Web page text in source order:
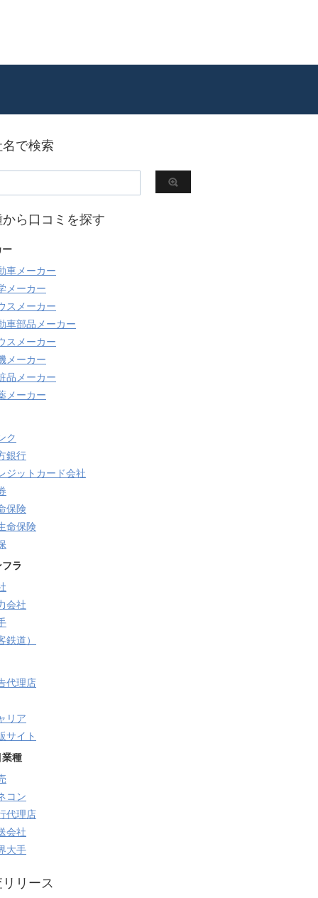
で検索
ら口コミを探す
ー
車メーカー
メーカー
スメーカー
車部品メーカー
スメーカー
メーカー
品メーカー
メーカー
ク
銀行
ジットカード会社
保険
命保険
ラ
会社
鉄道）
代理店
リア
サイト
業種
コン
代理店
会社
大手
リース